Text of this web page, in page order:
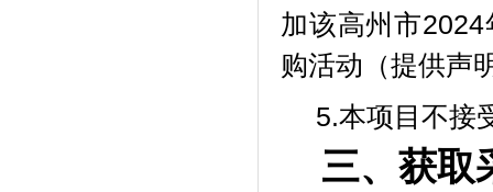
加该高州市
购活动（提供声
5.本项目不接
三、获取